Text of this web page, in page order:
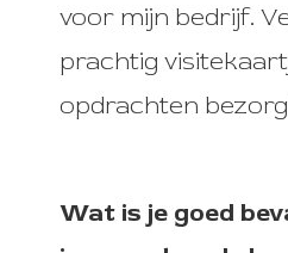
voor mijn bedrijf.
prachtig
opdrachten
Wat is je goed